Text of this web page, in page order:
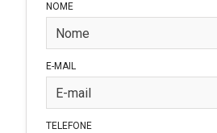
NOME
E-MAIL
TELEFONE